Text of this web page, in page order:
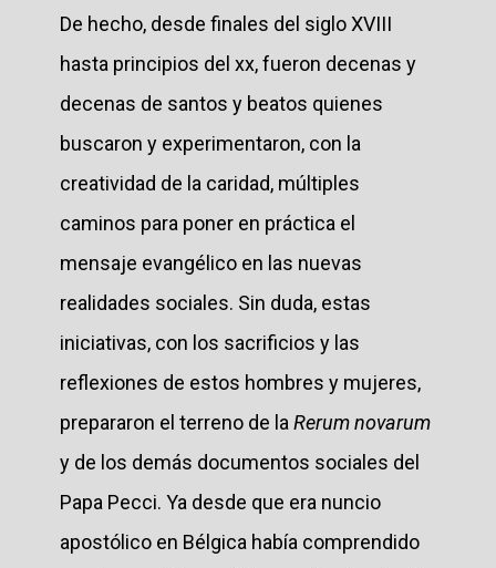
De hecho, desde finales del siglo XVIII
hasta principios del xx, fueron decenas y
decenas de santos y beatos quienes
buscaron y experimentaron, con la
creatividad de la caridad, múltiples
caminos para poner en práctica el
mensaje evangélico en las nuevas
realidades sociales. Sin duda, estas
iniciativas, con los sacrificios y las
reflexiones de estos hombres y mujeres,
prepararon el terreno de la Rerum novarum
y de los demás documentos sociales del
Papa Pecci. Ya desde que era nuncio
apostólico en Bélgica había comprendido